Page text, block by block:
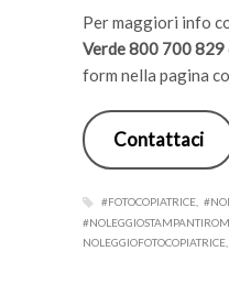
Per maggiori info
Verde 800 700 829
form nella pagina
Contattaci
#FOTOCOPIATRICE
NOLEGGIOFOTOCOPIATRICE